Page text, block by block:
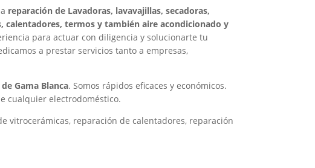
reparación de Lavadoras, lavavajillas, secadoras,
calentadores, termos y también aire acondicionado y
para actuar con diligencia y solucionarte tu
a prestar servicios tanto a empresas,
Gama Blanca. Somos rápidos eficaces y económicos.
cualquier electrodoméstico.
vitrocerámicas, reparación de calentadores, reparación